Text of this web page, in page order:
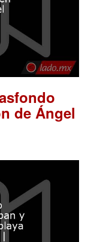
de Ángel